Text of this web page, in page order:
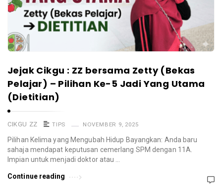
Jejak Cikgu : ZZ bersama Zetty (Bekas
Pelajar) – Pilihan Ke-5 Jadi Yang Utama
(Dietitian)
CIKGU ZZ TIPS NOVEMBER 9, 2025
Pilihan Kelima yang Mengubah Hidup Bayangkan: Anda baru
sahaja mendapat keputusan cemerlang SPM dengan 11A.
Impian untuk menjadi doktor atau …
Continue reading